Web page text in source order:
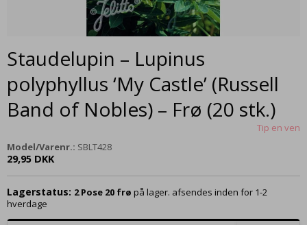
Staudelupin – Lupinus
polyphyllus ‘My Castle’ (Russell
Band of Nobles) – Frø (20 stk.)
Tip en ven
Model/Varenr.: SBLT428
29,95 DKK
Lagerstatus: 2 Pose 20 frø på lager. afsendes inden for 1-2
hverdage